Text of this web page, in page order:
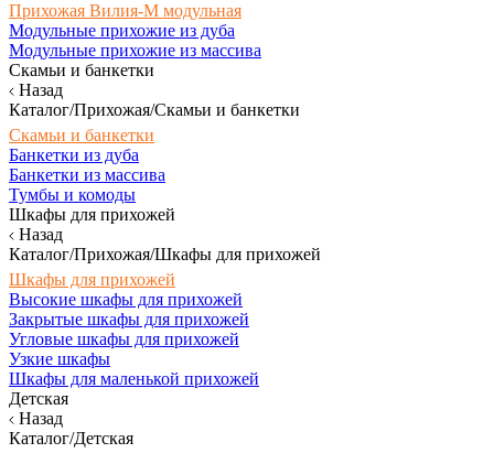
Прихожая Вилия-М модульная
Модульные прихожие из дуба
Модульные прихожие из массива
Скамьи и банкетки
Назад
Каталог/Прихожая/Скамьи и банкетки
Скамьи и банкетки
Банкетки из дуба
Банкетки из массива
Тумбы и комоды
Шкафы для прихожей
Назад
Каталог/Прихожая/Шкафы для прихожей
Шкафы для прихожей
Высокие шкафы для прихожей
Закрытые шкафы для прихожей
Угловые шкафы для прихожей
Узкие шкафы
Шкафы для маленькой прихожей
Детская
Назад
Каталог/Детская